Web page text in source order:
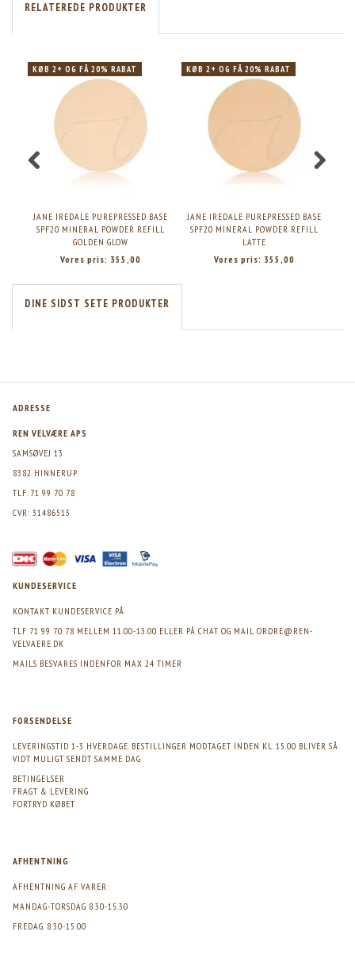
RELATEREDE PRODUKTER
KØB 2+ OG FÅ 20% RABAT
JANE IREDALE PUREPRESSED BASE
SPF20 MINERAL POWDER REFILL
GOLDEN GLOW
Vores pris: 355,00
KØB 2+ OG FÅ 20% RABAT
JANE IREDALE PUREPRESSED BASE
SPF20 MINERAL POWDER REFILL
LATTE
Vores pris: 355,00
DINE SIDST SETE PRODUKTER
ADRESSE
REN VELVÆRE APS
SAMSØVEJ 13
8382 HINNERUP
TLF. 71 99 70 78
CVR: 31486513
KUNDESERVICE
KONTAKT KUNDESERVICE PÅ
TLF 71 99 70 78 MELLEM 11.00-13.00 ELLER PÅ CHAT OG MAIL ORDRE@REN-
VELVAERE.DK
MAILS BESVARES INDENFOR MAX 24 TIMER
FORSENDELSE
LEVERINGSTID 1-3 HVERDAGE. BESTILLINGER MODTAGET INDEN KL. 15.00 BLIVER SÅ
VIDT MULIGT SENDT SAMME DAG
BETINGELSER
FRAGT & LEVERING
FORTRYD KØBET
AFHENTNING
AFHENTNING AF VARER:
MANDAG-TORSDAG 8.30-15.30
FREDAG. 8.30-15.00